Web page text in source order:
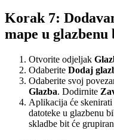
Korak 7:
mape u
Otvorite odjeljak
Odaberite Dodaj
Odaberite svoj
Glazba. Dodirnite
Aplikacija će
datoteke u glazbenu
skladbe bit će